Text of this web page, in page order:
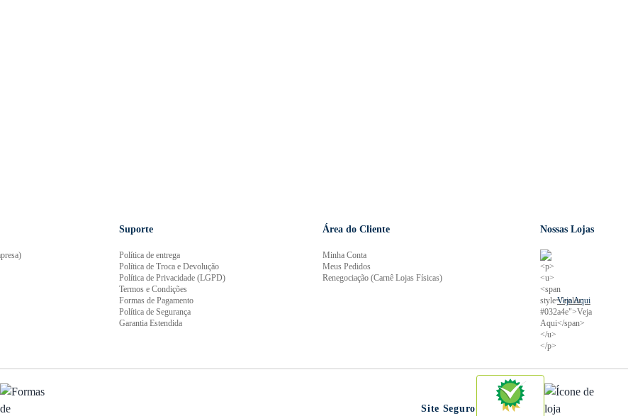
Suporte
Política de entrega
Política de Troca e Devolução
Política de Privacidade (LGPD)
Termos e Condições
Formas de Pagamento
Política de Segurança
Garantia Estendida
Área do Cliente
Minha Conta
Meus Pedidos
Renegociação (Carnê Lojas Físicas)
Nossas Lojas
Veja Aqui
Site Seguro